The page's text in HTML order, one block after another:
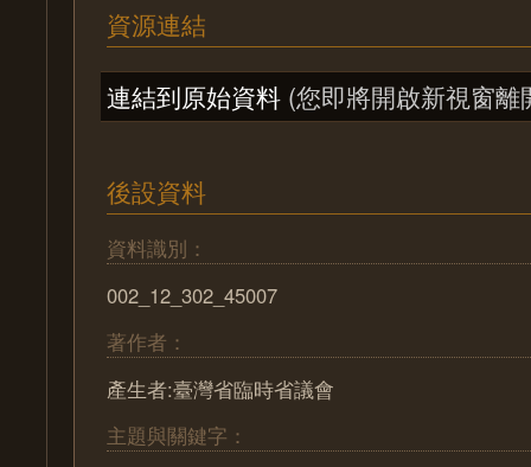
資源連結
連結到原始資料 (您即將開啟新視窗離
後設資料
資料識別：
002_12_302_45007
著作者：
產生者:臺灣省臨時省議會
主題與關鍵字：